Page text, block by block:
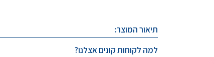
תיאור המוצר:
למה לקוחות קונים אצלנו?